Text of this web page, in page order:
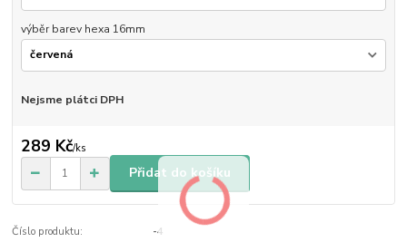
výběr barev hexa 16mm
Nejsme plátci DPH
289 Kč/ks
Přidat do košíku
Číslo produktu: -4